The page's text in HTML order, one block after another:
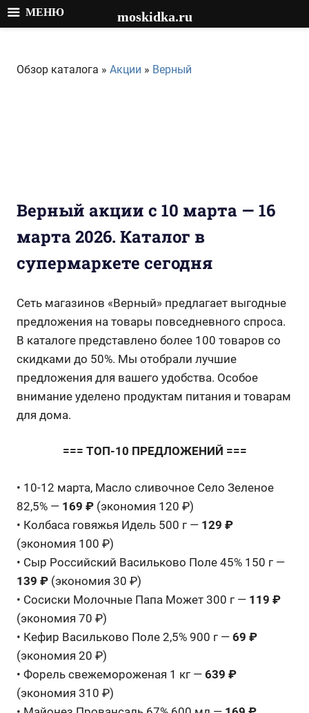
содержимому
Обзор каталога » Акции » Верный
Верный акции с 10 марта — 16
марта 2026. Каталог в
супермаркете сегодня
Сеть магазинов «Верный» предлагает выгодные
предложения на товары повседневного спроса.
В каталоге представлено более 100 товаров со
скидками до 50%. Мы отобрали лучшие
предложения для вашего удобства. Особое
внимание уделено продуктам питания и товарам
для дома.
=== ТОП-10 ПРЕДЛОЖЕНИЙ ===
• 10-12 марта, Масло сливочное Село Зеленое
82,5% — 169 ₽ (экономия 120 ₽)
• Колбаса говяжья Идель 500 г — 129 ₽
(экономия 100 ₽)
• Сыр Российский Васильково Поле 45% 150 г —
139 ₽ (экономия 30 ₽)
• Сосиски Молочные Папа Может 300 г — 119 ₽
(экономия 70 ₽)
• Кефир Васильково Поле 2,5% 900 г — 69 ₽
(экономия 20 ₽)
• Форель свежемороженая 1 кг — 639 ₽
(экономия 310 ₽)
МЕНЮ moskidka.ru